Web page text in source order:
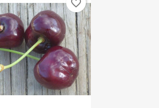
favorite_border